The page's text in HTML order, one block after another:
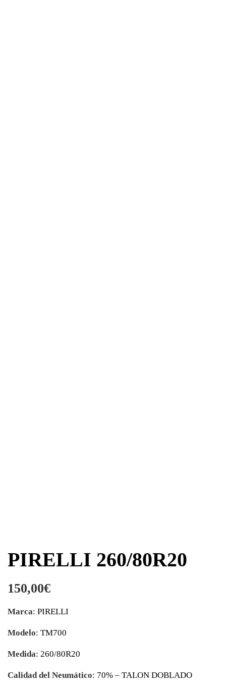
PIRELLI 260/80R20
150,00€
Marca: PIRELLI
Modelo: TM700
Medida: 260/80R20
Calidad del Neumático: 70% – TALON DOBLADO